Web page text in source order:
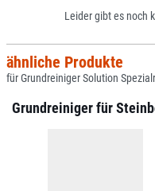
Leider gibt es noch
ähnliche Produkte
für Grundreiniger Solution
Grundreiniger für